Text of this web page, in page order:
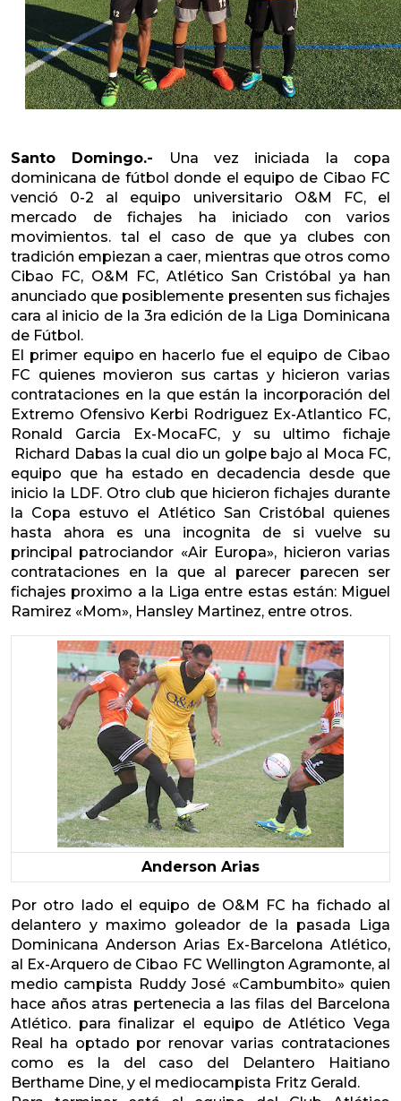
Santo Domingo.- Una vez iniciada la copa
dominicana de fútbol donde el equipo de Cibao FC
venció 0-2 al equipo universitario O&M FC, el
mercado de fichajes ha iniciado con varios
movimientos. tal el caso de que ya clubes con
tradición empiezan a caer, mientras que otros como
Cibao FC, O&M FC, Atlético San Cristóbal ya han
anunciado que posiblemente presenten sus fichajes
cara al inicio de la 3ra edición de la Liga Dominicana
de Fútbol.
El primer equipo en hacerlo fue el equipo de Cibao
FC quienes movieron sus cartas y hicieron varias
contrataciones en la que están la incorporación del
Extremo Ofensivo Kerbi Rodriguez Ex-Atlantico FC,
Ronald Garcia Ex-MocaFC, y su ultimo fichaje
Richard Dabas la cual dio un golpe bajo al Moca FC,
equipo que ha estado en decadencia desde que
inicio la LDF. Otro club que hicieron fichajes durante
la Copa estuvo el Atlético San Cristóbal quienes
hasta ahora es una incognita de si vuelve su
principal patrociandor «Air Europa», hicieron varias
contrataciones en la que al parecer parecen ser
fichajes proximo a la Liga entre estas están: Miguel
Ramirez «Mom», Hansley Martinez, entre otros.
Anderson Arias
Por otro lado el equipo de O&M FC ha fichado al
delantero y maximo goleador de la pasada Liga
Dominicana Anderson Arias Ex-Barcelona Atlético,
al Ex-Arquero de Cibao FC Wellington Agramonte, al
medio campista Ruddy José «Cambumbito» quien
hace años atras pertenecia a las filas del Barcelona
Atlético. para finalizar el equipo de Atlético Vega
Real ha optado por renovar varias contrataciones
como es la del caso del Delantero Haitiano
Berthame Dine, y el mediocampista Fritz Gerald.